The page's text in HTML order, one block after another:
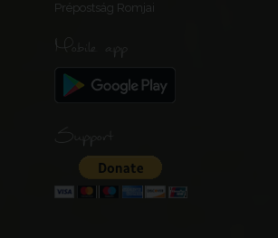
Prépostság Romjai
Mobile app
Support